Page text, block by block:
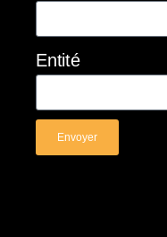
Entité
Envoyer